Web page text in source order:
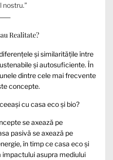
nostru.”
Realitate?
și similaritățile între
și autosuficiente. În
dintre cele mai frecvente
concepte.
cu casa eco și bio?
se axează pe
pasivă se axează pe
în timp ce casa eco și
impactului asupra mediului